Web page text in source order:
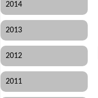
2014
2013
2012
2011